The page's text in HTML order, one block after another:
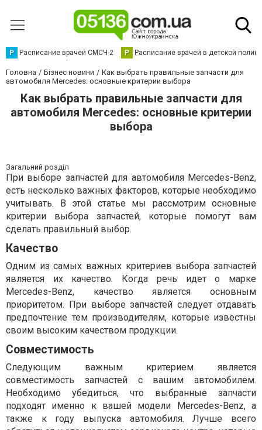
Р Расписание врачей СМСЧ-2 Р Расписание врачей в детской
Головна Бізнес новини
Как выбрать правильные запчасти для
автомобиля Mercedes: основные критерии выбора
Как выбрать правильные запчасти для
автомобиля Mercedes: основные критерии
выбора
Загальний розділ
При выборе запчастей для автомобиля Mercedes-Benz,
есть несколько важных факторов, которые необходимо
учитывать. В этой статье мы рассмотрим основные
критерии выбора запчастей, которые помогут вам
сделать правильный выбор.
Качество
Одним из самых важных критериев выбора запчастей
является их качество. Когда речь идет о марке
Mercedes-Benz, качество является основным
приоритетом. При выборе запчастей следует отдавать
предпочтение тем производителям, которые известны
своим высоким качеством продукции.
Совместимость
Следующим важным критерием является
совместимость запчастей с вашим автомобилем.
Необходимо убедиться, что выбранные запчасти
подходят именно к вашей модели Mercedes-Benz, а
также к году выпуска автомобиля. Лучше всего